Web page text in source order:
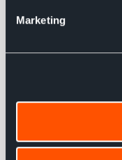
Marketing